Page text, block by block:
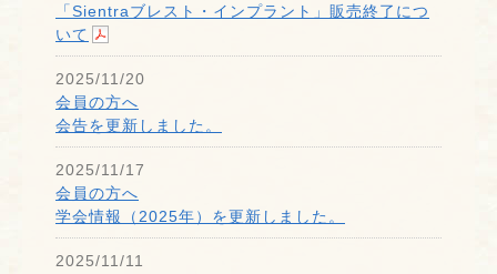
「Sientraブレスト・インプラント」販売終了につ
いて
2025/11/20
会員の方へ
会告を更新しました。
2025/11/17
会員の方へ
学会情報（2025年）を更新しました。
2025/11/11